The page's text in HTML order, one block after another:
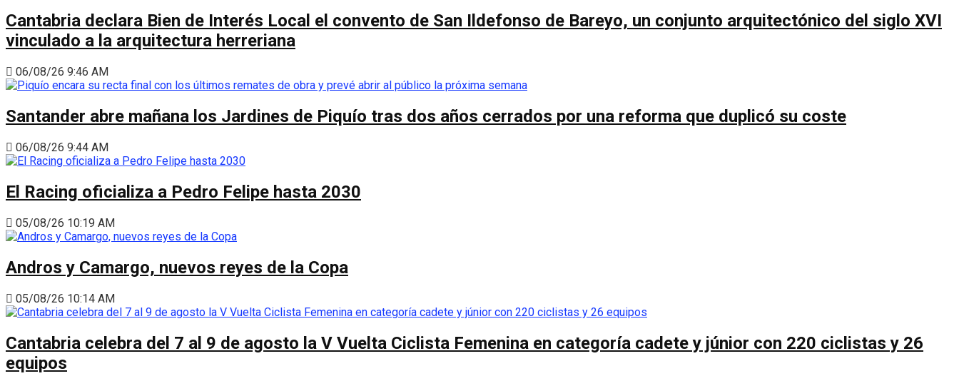
Cantabria declara Bien de Interés Local el convento de San Ildefonso de Bareyo, un conjunto arquitectónico del siglo XVI
vinculado a la arquitectura herreriana
06/08/26 9:46 AM
Santander abre mañana los Jardines de Piquío tras dos años cerrados por una reforma que duplicó su coste
06/08/26 9:44 AM
El Racing oficializa a Pedro Felipe hasta 2030
05/08/26 10:19 AM
Andros y Camargo, nuevos reyes de la Copa
05/08/26 10:14 AM
Cantabria celebra del 7 al 9 de agosto la V Vuelta Ciclista Femenina en categoría cadete y júnior con 220 ciclistas y 26
equipos